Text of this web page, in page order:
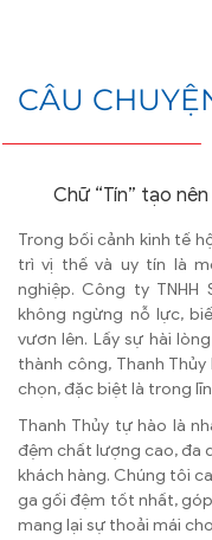
CÂU
Chữ “Tín” tạo
Trong bối cảnh kinh tế
trì vị thế và uy tín là
nghiệp. Công ty TNHH
không ngừng nỗ lực,
vươn lên. Lấy sự hài
thành công, Thanh
chọn, đặc biệt là trong
Thanh Thủy tự hào là
đệm chất lượng cao, đa
khách hàng. Chúng tôi
ga gối đệm tốt nhất,
mang lại sự thoải mái